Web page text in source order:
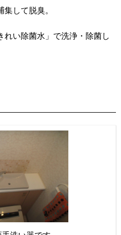
して脱臭。
い除菌水」で洗浄・除菌し